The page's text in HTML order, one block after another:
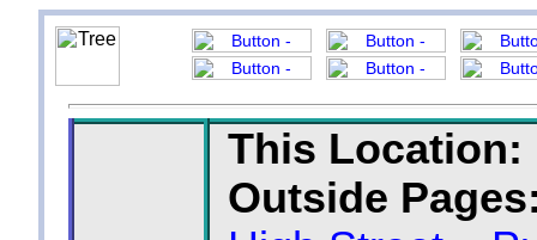
This Location:
Outside